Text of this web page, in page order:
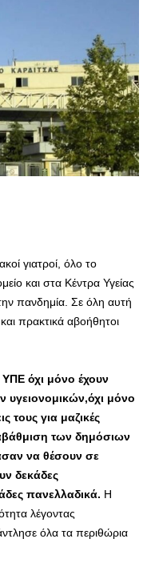
γιατροί, όλο το
και στα Κέντρα Υγείας
πανδημία. Σε όλη αυτή
πρακτικά αβοήθητοι
όχι μόνο έχουν
υγειονομικών,όχι μόνο
τους για μαζικές
των δημόσιων
να θέσουν σε
δεκάδες
πανελλαδικά. Η
λέγοντας
όλα τα περιθώρια